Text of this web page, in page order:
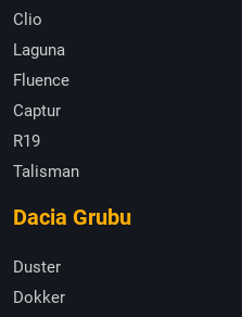
Clio
Laguna
Fluence
Captur
R19
Talisman
Dacia Grubu
Duster
Dokker